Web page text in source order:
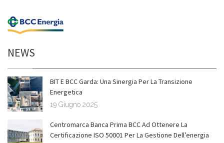
NEWS
BIT E BCC Garda: Una Sinergia Per La Transizione
Energetica
19 Giugno 2025
Centromarca Banca Prima BCC Ad Ottenere La
Certificazione ISO 50001 Per La Gestione Dell’energia